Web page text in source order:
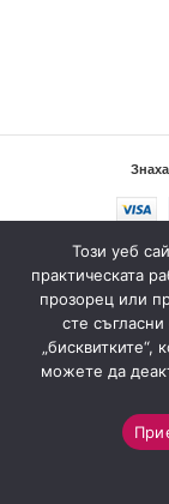
Този уеб
практическата
прозорец или
сте
„бисквитките“,
можете да